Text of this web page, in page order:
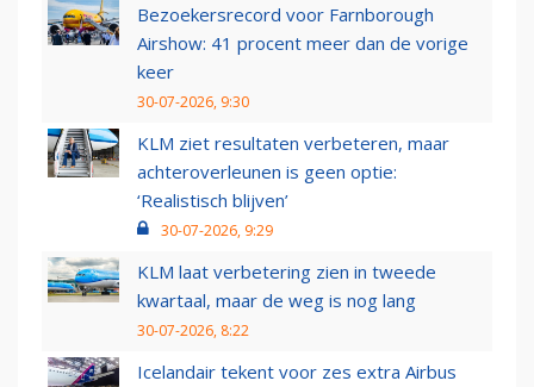
Bezoekersrecord voor Farnborough
Airshow: 41 procent meer dan de vorige
keer
30-07-2026, 9:30
KLM ziet resultaten verbeteren, maar
achteroverleunen is geen optie:
‘Realistisch blijven’
30-07-2026, 9:29
KLM laat verbetering zien in tweede
kwartaal, maar de weg is nog lang
30-07-2026, 8:22
Icelandair tekent voor zes extra Airbus